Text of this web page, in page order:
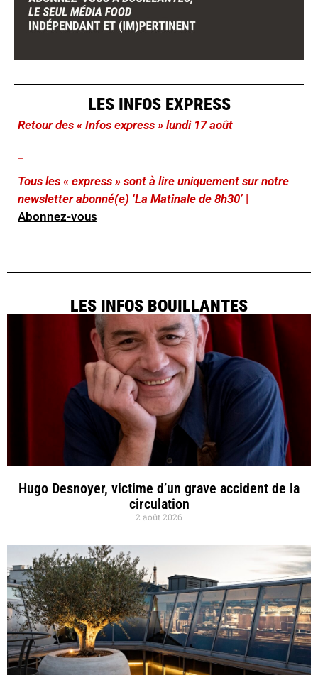
LES INFOS EXPRESS
Retour des « Infos express » lundi 17 août
Tous les « express » sont à lire uniquement sur notre
newsletter abonné(e) ‘La Matinale de 8h30’ |
Abonnez-vous
LES INFOS BOUILLANTES
Hugo Desnoyer, victime d’un grave accident de la
circulation
2 août 2026